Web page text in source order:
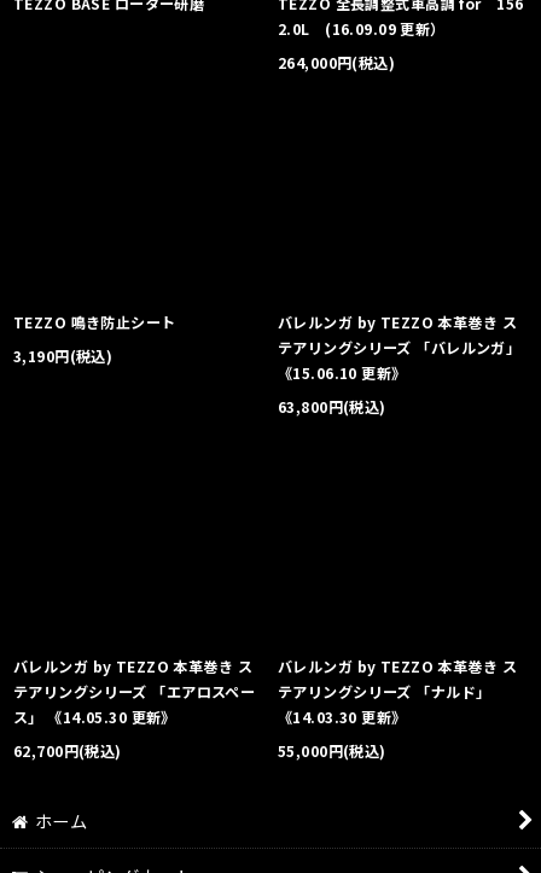
2.0L (16.09.09 更新）
264,000円(税込)
TEZZO 鳴き防止シート
3,190円(税込)
バレルンガ by TEZZO 本革巻き ス
テアリングシリーズ 「バレルンガ」
《15.06.10 更新》
63,800円(税込)
バレルンガ by TEZZO 本革巻き ス
テアリングシリーズ 「エアロスペー
ス」 《14.05.30 更新》
62,700円(税込)
バレルンガ by TEZZO 本革巻き ス
テアリングシリーズ 「ナルド」
《14.03.30 更新》
55,000円(税込)
ホーム